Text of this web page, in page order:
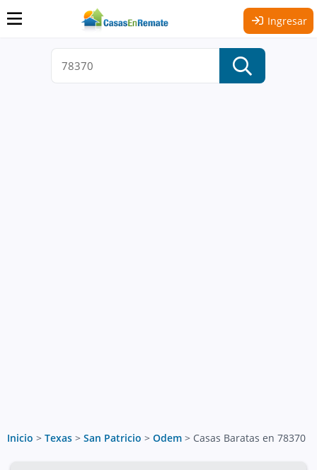
Ingresar
Inicio > Texas > San Patricio > Odem > Casas Baratas en 78370